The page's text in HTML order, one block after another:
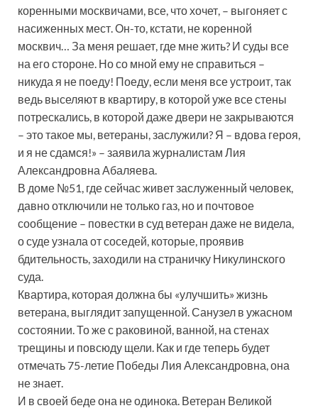
коренными москвичами, все, что хочет, – выгоняет с
насиженных мест. Он-то, кстати, не коренной
москвич… За меня решает, где мне жить? И суды все
на его стороне. Но со мной ему не справиться –
никуда я не поеду! Поеду, если меня все устроит, так
ведь выселяют в квартиру, в которой уже все стены
потрескались, в которой даже двери не закрываются
– это такое мы, ветераны, заслужили? Я – вдова героя,
и я не сдамся!» – заявила журналистам Лия
Александровна Абаляева.
В доме №51, где сейчас живет заслуженный человек,
давно отключили не только газ, но и почтовое
сообщение – повестки в суд ветеран даже не видела,
о суде узнала от соседей, которые, проявив
бдительность, заходили на страничку Никулинского
суда.
Квартира, которая должна бы «улучшить» жизнь
ветерана, выглядит запущенной. Санузел в ужасном
состоянии. То же с раковиной, ванной, на стенах
трещины и повсюду щели. Как и где теперь будет
отмечать 75-летие Победы Лия Александровна, она
не знает.
И в своей беде она не одинока. Ветеран Великой